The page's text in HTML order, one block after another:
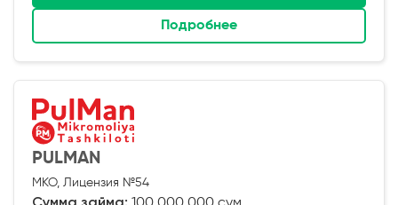
Подробнее
PULMAN
МКО, Лицензия №54